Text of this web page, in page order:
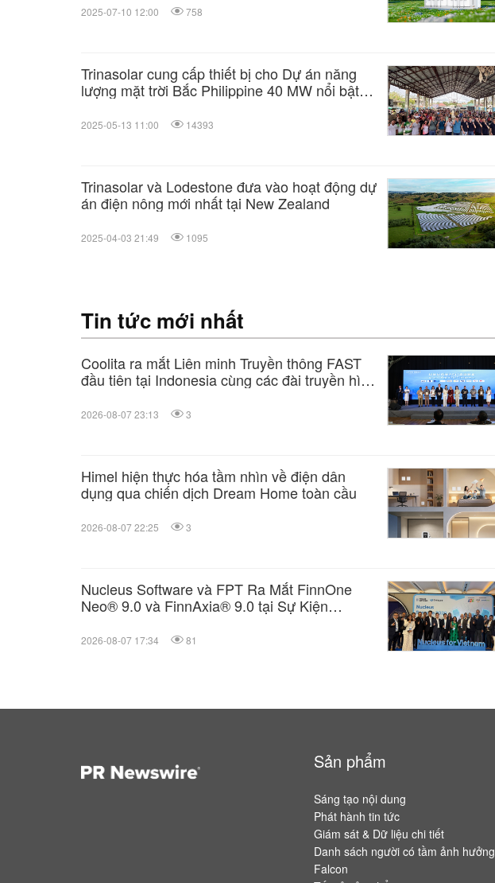
2025-07-10 12:00 758
Trinasolar cung cấp thiết bị cho Dự án năng
lượng mặt trời Bắc Philippine 40 MW nổi bật
2025-05-13 11:00 14393
Trinasolar và Lodestone đưa vào hoạt động dự
án điện nông mới nhất tại New Zealand
2025-04-03 21:49 1095
Tin tức mới nhất
Coolita ra mắt Liên minh Truyền thông FAST
đầu tiên tại Indonesia cùng các đài truyền hình
2026-08-07 23:13 3
Himel hiện thực hóa tầm nhìn về điện dân
dụng qua chiến dịch Dream Home toàn cầu
2026-08-07 22:25 3
Nucleus Software và FPT Ra Mắt FinnOne
Neo® 9.0 và FinnAxia® 9.0 tại Sự Kiện
2026-08-07 17:34 81
Sản phẩm
Sáng tạo nội dung
Phát hành tin tức
Giám sát & Dữ liệu chi tiết
Danh sách người có tầm ảnh hưởng
Falcon